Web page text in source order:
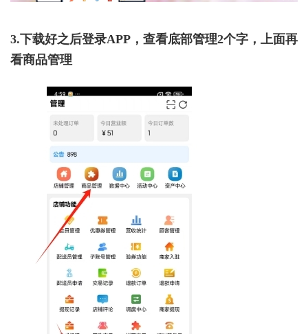
3.下载好之后登录APP，查看底部管理2个字，上面再
看商品管理